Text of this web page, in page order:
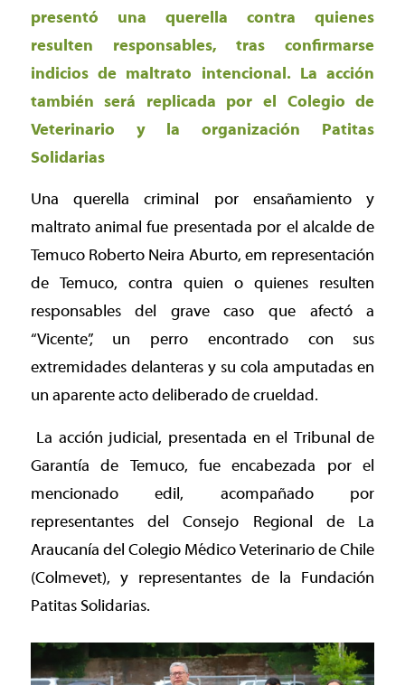
presentó una querella contra quienes
resulten responsables, tras confirmarse
indicios de maltrato intencional. La acción
también será replicada por el Colegio de
Veterinario y la organización Patitas
Solidarias
Una querella criminal por ensañamiento y
maltrato animal fue presentada por el alcalde de
Temuco Roberto Neira Aburto, em representación
de Temuco, contra quien o quienes resulten
responsables del grave caso que afectó a
“Vicente”, un perro encontrado con sus
extremidades delanteras y su cola amputadas en
un aparente acto deliberado de crueldad.
La acción judicial, presentada en el Tribunal de
Garantía de Temuco, fue encabezada por el
mencionado edil, acompañado por
representantes del Consejo Regional de La
Araucanía del Colegio Médico Veterinario de Chile
(Colmevet), y representantes de la Fundación
Patitas Solidarias.